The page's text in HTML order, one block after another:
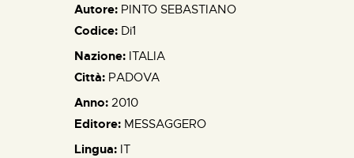
Autore: PINTO SEBASTIANO
Codice: Di1
Nazione: ITALIA
Città: PADOVA
Anno: 2010
Editore: MESSAGGERO
Lingua: IT